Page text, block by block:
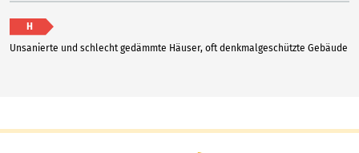
H
Unsanierte und schlecht gedämmte Häuser, oft denkmalgeschützte Gebäude